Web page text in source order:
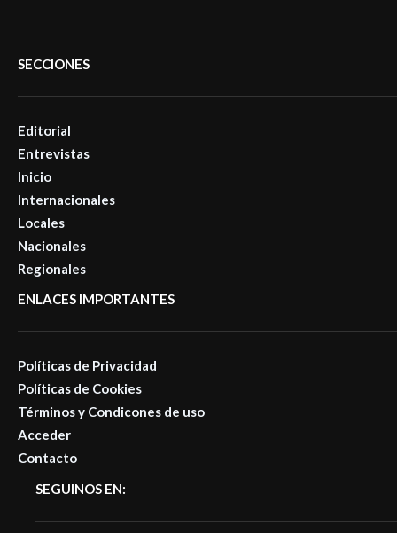
SECCIONES
Editorial
Entrevistas
Inicio
Internacionales
Locales
Nacionales
Regionales
ENLACES IMPORTANTES
Políticas de Privacidad
Políticas de Cookies
Términos y Condicones de uso
Acceder
Contacto
SEGUINOS EN: